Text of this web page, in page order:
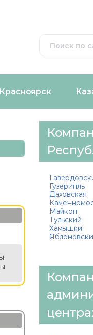
Красноярск
Гузерипль
Даховская
Майкоп
Тульский
Хамышки